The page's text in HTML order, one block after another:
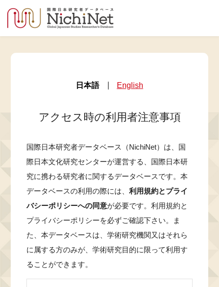
日本語 English
アクセス時の利用者注意事項
国際日本研究者データベース（NichiNet）は、国
際日本文化研究センターが運営する、国際日本研
究に携わる研究者に関するデータベースです。本
データベースの利用の際には、利用規約とプライ
バシーポリシーへの同意が必要です。利用規約と
プライバシーポリシーを必ずご確認下さい。ま
た、本データベースは、学術研究機関又はそれら
に属する方のみが、学術研究目的に限って利用す
ることができます。